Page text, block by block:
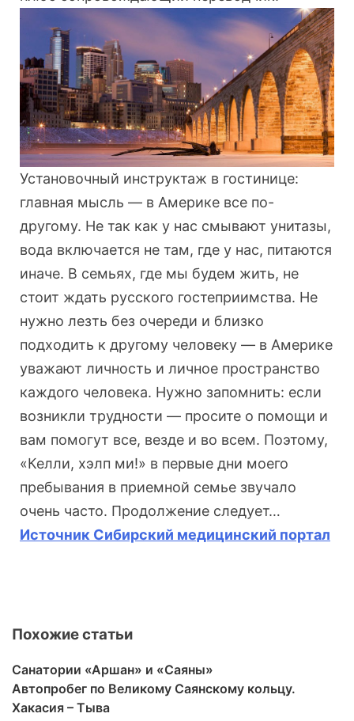
Установочный инструктаж в гостинице:
главная мысль — в Америке все по-
другому. Не так как у нас смывают унитазы,
вода включается не там, где у нас, питаются
иначе. В семьях, где мы будем жить, не
стоит ждать русского гостеприимства. Не
нужно лезть без очереди и близко
подходить к другому человеку — в Америке
уважают личность и личное пространство
каждого человека. Нужно запомнить: если
возникли трудности — просите о помощи и
вам помогут все, везде и во всем. Поэтому,
«Келли, хэлп ми!» в первые дни моего
пребывания в приемной семье звучало
очень часто. Продолжение следует…
Источник Сибирский медицинский портал
Похожие статьи
Санатории «Аршан» и «Саяны»
Автопробег по Великому Саянскому кольцу.
Хакасия – Тыва